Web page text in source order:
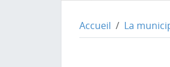
Accueil La